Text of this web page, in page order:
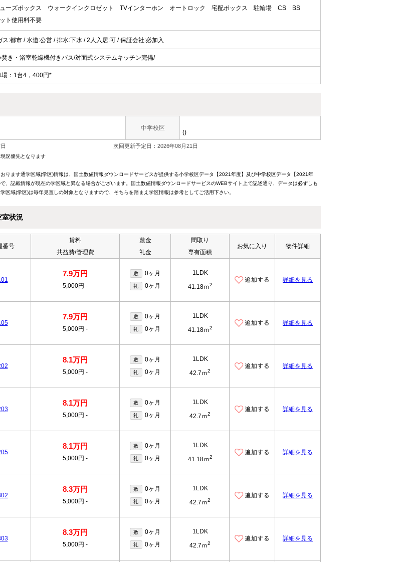
ーズボックス ウォークインクロゼット TVインターホン オートロック 宅配ボックス 駐輪場 CS
BS
ト使用料不要
ス:都市 / 水道:公営 / 排水:下水 / 2人入居:可 / 保証会社:必加入
焚き・浴室乾燥機付きバス/対面式システムキッチン完備/
場：1台4，400円*
中学校区
()
次回更新予定日：2026年08月21日
況優先となります
ります通学区域(学区)情報は、国土数値情報ダウンロードサービスが提供する小学校区データ【2021年度】及び中学校区データ【2021年
、記載情報が現在の学区域と異なる場合がございます。国土数値情報ダウンロードサービスのWEBサイト上で記述通り、データは必ずしも
区域(学区)は毎年見直しの対象となりますので、そちらを踏まえ学区情報は参考としてご活用下さい。
室状況
番号
賃料
共益費/管理費
敷金
礼金
間取り
専有面積
お気に入り 物件詳細
7.9万円
5,000円 -
敷 0ヶ月
礼 0ヶ月
1LDK
41.18ｍ2
詳細を見る
7.9万円
5,000円 -
敷 0ヶ月
礼 0ヶ月
1LDK
41.18ｍ2
詳細を見る
8.1万円
5,000円 -
敷 0ヶ月
礼 0ヶ月
1LDK
42.7ｍ2
詳細を見る
8.1万円
5,000円 -
敷 0ヶ月
礼 0ヶ月
1LDK
42.7ｍ2
詳細を見る
8.1万円
5,000円 -
敷 0ヶ月
礼 0ヶ月
1LDK
41.18ｍ2
詳細を見る
8.3万円
5,000円 -
敷 0ヶ月
礼 0ヶ月
1LDK
42.7ｍ2
詳細を見る
8.3万円
5,000円 -
敷 0ヶ月
礼 0ヶ月
1LDK
42.7ｍ2
詳細を見る